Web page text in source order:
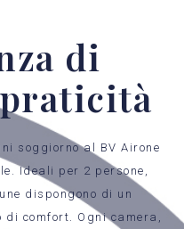
di
soggiorno al BV Airone
Ideali per 2 persone,
dispongono di un
comfort. Ogni camera,